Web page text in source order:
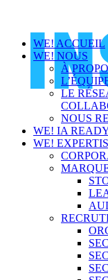
WE! ACCUEIL
WE! NOUS
À
LE
NOUS
WE! IA
WE!